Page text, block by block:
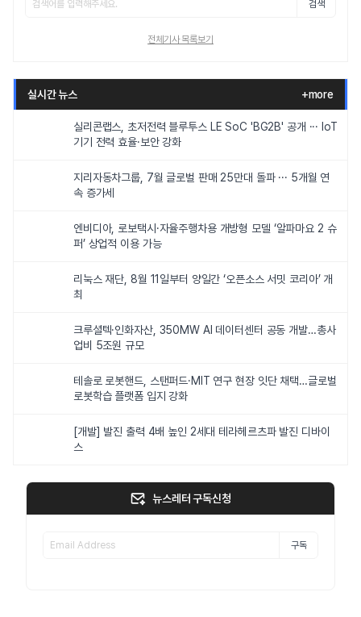
검색
전체기사 목록보기
실시간 뉴스 +more
실리콘랩스, 초저전력 블루투스 LE SoC 'BG2B' 공개 ··· IoT
기기 전력 효율·보안 강화
지리자동차그룹, 7월 글로벌 판매 25만대 돌파 ··· 5개월 연
속 증가세
엔비디아, 로보택시·자율주행차용 개방형 모델 ‘알파마요 2 슈
퍼’ 상업적 이용 가능
리눅스 재단, 8월 11일부터 양일간 ‘오픈소스 서밋 코리아’ 개
최
크루셜텍·인화자산, 350MW AI 데이터센터 공동 개발…총사
업비 5조원 규모
테솔로 로봇핸드, 스탠퍼드·MIT 연구 현장 잇단 채택…글로벌
로봇학습 플랫폼 입지 강화
[개발] 발진 출력 4배 높인 2세대 테라헤르츠파 발진 디바이
스
뉴스레터 구독신청
구독